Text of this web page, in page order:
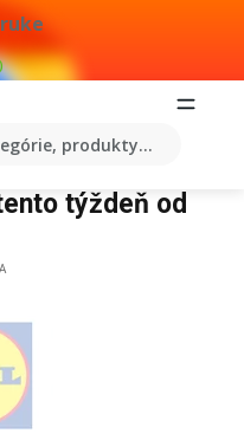
produkty...
týždeň od